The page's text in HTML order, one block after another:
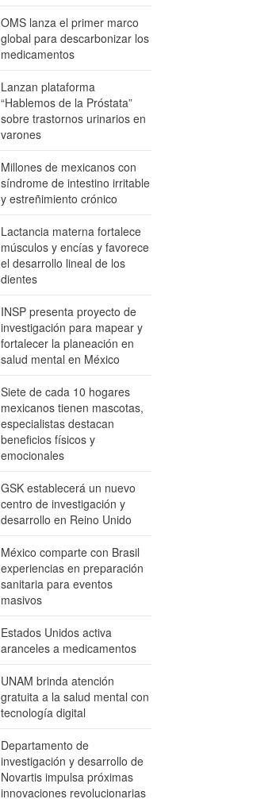
OMS lanza el primer marco
global para descarbonizar los
medicamentos
Lanzan plataforma
“Hablemos de la Próstata”
sobre trastornos urinarios en
varones
Millones de mexicanos con
síndrome de intestino irritable
y estreñimiento crónico
Lactancia materna fortalece
músculos y encías y favorece
el desarrollo lineal de los
dientes
INSP presenta proyecto de
investigación para mapear y
fortalecer la planeación en
salud mental en México
Siete de cada 10 hogares
mexicanos tienen mascotas,
especialistas destacan
beneficios físicos y
emocionales
GSK establecerá un nuevo
centro de investigación y
desarrollo en Reino Unido
México comparte con Brasil
experiencias en preparación
sanitaria para eventos
masivos
Estados Unidos activa
aranceles a medicamentos
UNAM brinda atención
gratuita a la salud mental con
tecnología digital
Departamento de
investigación y desarrollo de
Novartis impulsa próximas
innovaciones revolucionarias